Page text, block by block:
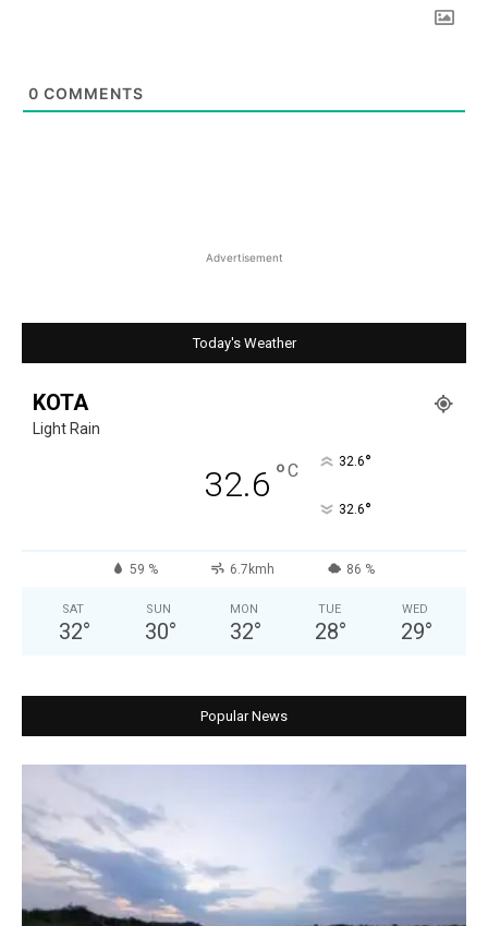
0 COMMENTS
Advertisement
Today's Weather
KOTA
Light Rain
32.6 °C 32.6°
32.6°
59 % 6.7kmh 86 %
SAT
32°
SUN
30°
MON
32°
TUE
28°
WED
29°
Popular News